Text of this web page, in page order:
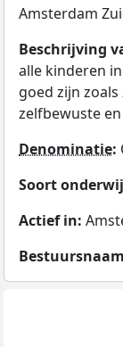
Amsterdam
Beschrijving
alle kinderen
goed zijn
zelfbewuste
Denominatie:
Soort
Actief in:
Bestuursnaam